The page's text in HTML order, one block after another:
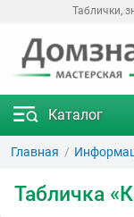
Таблички,
Каталог
Главная
Табличка